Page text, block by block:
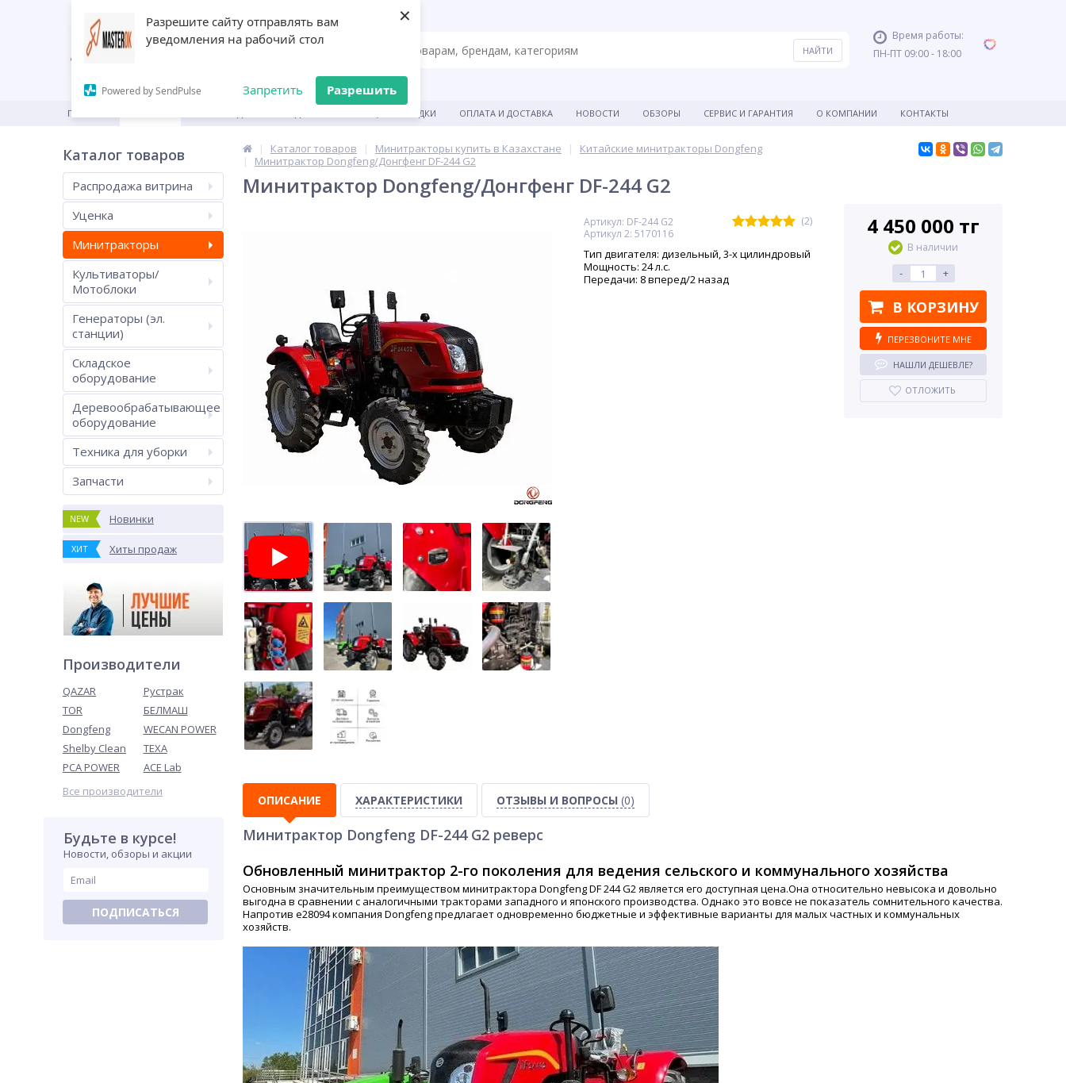
Разрешите сайту отправлять вам
уведомления на рабочий стол
Powered by SendPulse Запретить Разрешить
×
Время работы:
ПН-ПТ 09:00 - 18:00
ГЛАВНАЯ АКЦИИ И СКИДКИ ОПЛАТА И ДОСТАВКА НОВОСТИ ОБЗОРЫ СЕРВИС И ГАРАНТИЯ О КОМПАНИИ КОНТАКТЫ
Каталог товаров
Распродажа витрина
Уценка
Минитракторы
Культиваторы/
Мотоблоки
Генераторы (эл.
станции)
Складское
оборудование
Деревообрабатывающее
оборудование
Техника для уборки
Запчасти
NEW Новинки
ХИТ Хиты продаж
Производители
QAZAR
Рустрак
TOR
БЕЛМАШ
Dongfeng
WECAN POWER
Shelby Clean
TEXA
PCA POWER
ACE Lab
Все производители
Будьте в курсе!
Новости, обзоры и акции
ПОДПИСАТЬСЯ
Каталог товаров Минитракторы купить в Казахстане
Китайские минитракторы Dongfeng
Минитрактор Dongfeng/Донгфенг DF-244 G2
Минитрактор Dongfeng/Донгфенг DF-244 G2
Артикул: DF-244 G2
Артикул 2: 5170116
(2)
Тип двигателя: дизельный, 3-х цилиндровый
Мощность: 24 л.с.
Передачи: 8 вперед/2 назад
4 450 000 тг
В наличии
- +
В КОРЗИНУ
ПЕРЕЗВОНИТЕ МНЕ
НАШЛИ ДЕШЕВЛЕ?
ОТЛОЖИТЬ
ОПИСАНИЕ ХАРАКТЕРИСТИКИ ОТЗЫВЫ И ВОПРОСЫ (0)
Минитрактор Dongfeng DF-244 G2 реверс
Обновленный минитрактор 2-го поколения для ведения сельского и коммунального хозяйства
Основным значительным преимуществом минитрактора Dongfeng DF 244 G2 является его доступная цена.Она относительно невысока и довольно
выгодна в сравнении с аналогичными тракторами западного и японского производства. Однако это вовсе не показатель сомнительного качества.
Напротив e28094 компания Dongfeng предлагает одновременно бюджетные и эффективные варианты для малых частных и коммунальных
хозяйств.